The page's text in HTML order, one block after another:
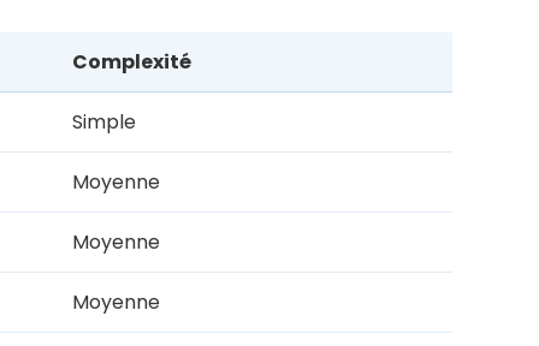
Complexité
Simple
Moyenne
Moyenne
Moyenne